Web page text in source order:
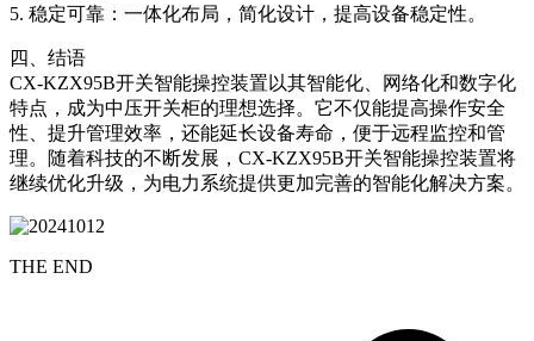
5. 稳定可靠：一体化布局，简化设计，提高设备稳定性。
四、结语
CX-KZX95B开关智能操控装置以其智能化、网络化和数字化
特点，成为中压开关柜的理想选择。它不仅能提高操作安全
性、提升管理效率，还能延长设备寿命，便于远程监控和管
理。随着科技的不断发展，CX-KZX95B开关智能操控装置将
继续优化升级，为电力系统提供更加完善的智能化解决方案。
THE END